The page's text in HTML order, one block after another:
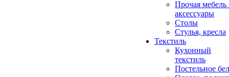
Прочая мебель
аксессуары
Столы
Стулья, кресла
Текстиль
Кухонный
текстиль
Постельное